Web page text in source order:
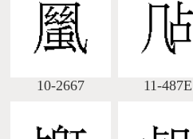
10-2667 11-487E